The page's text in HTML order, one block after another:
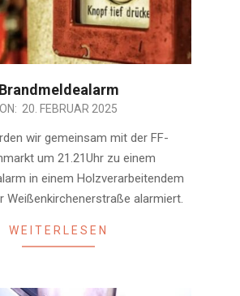
Brandmeldealarm
ON: 20. FEBRUAR 2025
wir gemeinsam mit der FF-
um 21.21Uhr zu einem
in einem Holzverarbeitendem
Weißenkirchenerstraße alarmiert.
WEITERLESEN